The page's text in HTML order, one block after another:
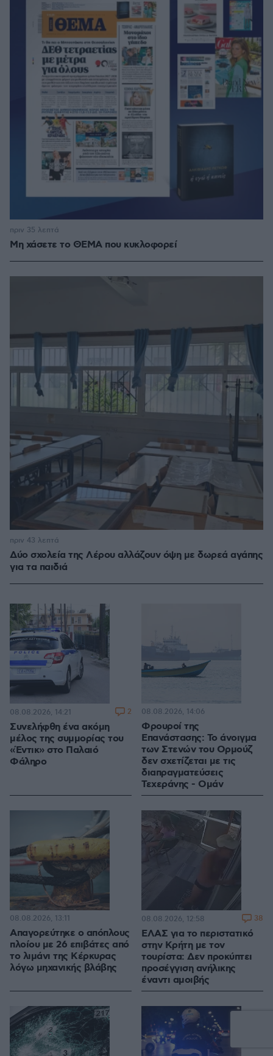
Μη χάσετε το ΘΕΜΑ που κυκλοφορεί
πριν 35 λεπτά
Δύο σχολεία της Λέρου αλλάζουν όψη με δωρεά αγάπης
για τα παιδιά
πριν 43 λεπτά
Συνελήφθη ένα ακόμη
μέλος της συμμορίας του
«Έντικ» στο Παλαιό
Φάληρο
08.08.2026, 14:21 2
Φρουροί της
Επανάστασης: Το άνοιγμα
των Στενών του Ορμούζ
δεν σχετίζεται με τις
διαπραγματεύσεις
Τεχεράνης - Ομάν
08.08.2026, 14:06
Απαγορεύτηκε ο απόπλους
πλοίου με 26 επιβάτες από
το λιμάνι της Κέρκυρας
λόγω μηχανικής βλάβης
08.08.2026, 13:11
ΕΛΑΣ για το περιστατικό
στην Κρήτη με τον
τουρίστα: Δεν προκύπτει
προσέγγιση ανήλικης
έναντι αμοιβής
08.08.2026, 12:58 38